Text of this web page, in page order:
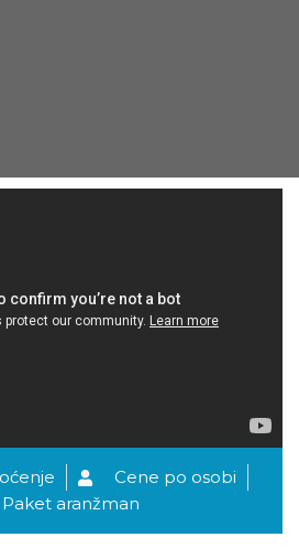
Cene po osobi
Paket aranžman